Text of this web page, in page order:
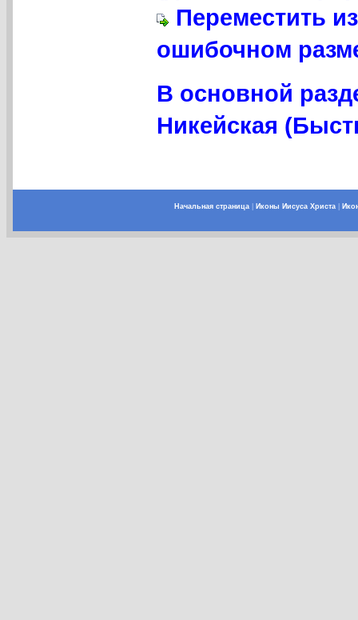
Переместить
ошибочном
В основной
Никейская
Начальная страница| Иконы Иисуса Христа|